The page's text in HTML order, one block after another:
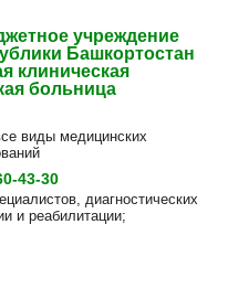
учреждение
Башкортостан
клиническая
больница
виды медицинских
43-30
диагностических
и реабилитации;